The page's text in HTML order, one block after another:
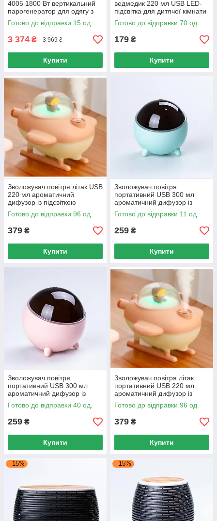
4005 1800 Вт вертикальний
парогенератор для одягу з
функцією дозаливання 2 л
Готово до відправки 15 од.
3 374 ₴ 3 969 ₴
Купити
ведмедик 220 мл USB LED-
підсвітка для дитячої кімнати
Готово до відправки 70 од.
179 ₴
Купити
Зволожувач повітря літак USB
220 мл ароматичний
дифузор із підсвіткою
портативний для дому та
офісу
Готово до відправки 96 од.
379 ₴
Купити
Зволожувач повітря
портативний USB 300 мл
ароматичний дифузор із
підсвіткою для дому та офісу
Готово до відправки 11 од.
259 ₴
Купити
Зволожувач повітря
портативний USB 300 мл
ароматичний дифузор із
підсвіткою для дому та офісу
Готово до відправки 40 од.
259 ₴
Купити
Зволожувач повітря літак
портативний USB 220 мл
ароматичний дифузор із
підсвіткою для дому
Готово до відправки 96 од.
379 ₴
Купити
–15% –15%